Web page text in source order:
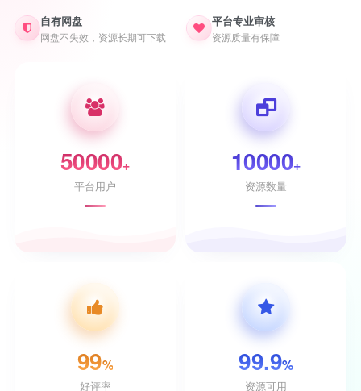
自有网盘
网盘不失效，资源长期可下载
平台专业审核
资源质量有保障
50000+
平台用户
10000+
资源数量
99%
好评率
99.9%
资源可用